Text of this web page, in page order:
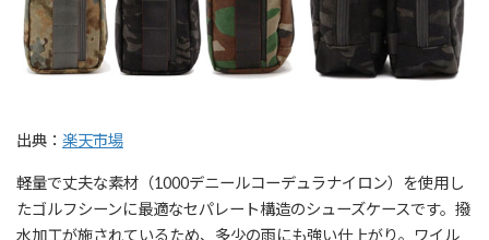
出典： 楽天市場
軽量で丈夫な素材（1000デニールコーデュラナイロン）を使用し
たゴルフシーンに最適なセパレート構造のシューズケースです。撥
水加工が施されているため、多少の雨にも強い仕上がり。ワイル